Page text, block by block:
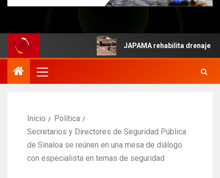
JAPAMA rehabilita drenaje
Inicio
Política
Secretarios y Directores de Seguridad Pública
de Sinaloa se reúnen en una mesa de diálogo
con especialista en temas de seguridad